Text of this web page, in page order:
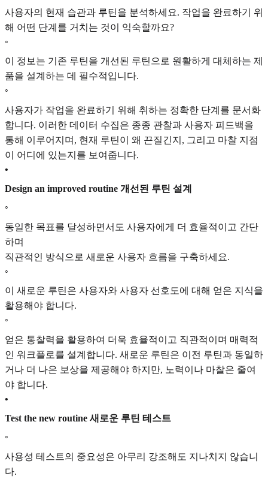
사용자의 현재 습관과 루틴을 분석하세요. 작업을 완료하기 위
해 어떤 단계를 거치는 것이 익숙할까요?
◦
이 정보는 기존 루틴을 개선된 루틴으로 원활하게 대체하는 제
품을 설계하는 데 필수적입니다.
◦
사용자가 작업을 완료하기 위해 취하는 정확한 단계를 문서화
합니다. 이러한 데이터 수집은 종종 관찰과 사용자 피드백을
통해 이루어지며, 현재 루틴이 왜 끈질긴지, 그리고 마찰 지점
이 어디에 있는지를 보여줍니다.
•
Design an improved routine 개선된 루틴 설계
◦
동일한 목표를 달성하면서도 사용자에게 더 효율적이고 간단
하며
직관적인 방식으로 새로운 사용자 흐름을 구축하세요.
◦
이 새로운 루틴은 사용자와 사용자 선호도에 대해 얻은 지식을
활용해야 합니다.
◦
얻은 통찰력을 활용하여 더욱 효율적이고 직관적이며 매력적
인 워크플로를 설계합니다. 새로운 루틴은 이전 루틴과 동일하
거나 더 나은 보상을 제공해야 하지만, 노력이나 마찰은 줄여
야 합니다.
•
Test the new routine 새로운 루틴 테스트
◦
사용성 테스트의 중요성은 아무리 강조해도 지나치지 않습니
다.